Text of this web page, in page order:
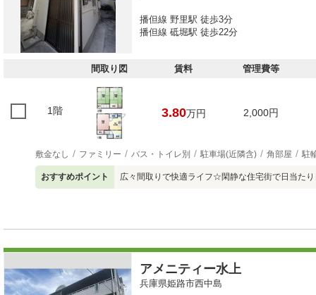
播但線 野里駅 徒歩3分
播但線 砥堀駅 徒歩22分
間取り図 賃料 管理費等
1階 3.80万円 2,000円
敷金なし ファミリー バス・トイレ別 駐車場(近隣含) 角部屋 駐
おすすめポイント 広々間取りで快適ライフ☆閑静な住宅街で日当たり
アメニティー水上
兵庫県姫路市西中島